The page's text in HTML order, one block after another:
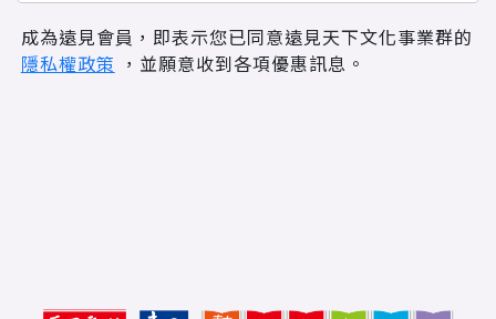
成為遠見會員，即表示您已同意遠見天下文化事業群的
隱私權政策 ，並願意收到各項優惠訊息。